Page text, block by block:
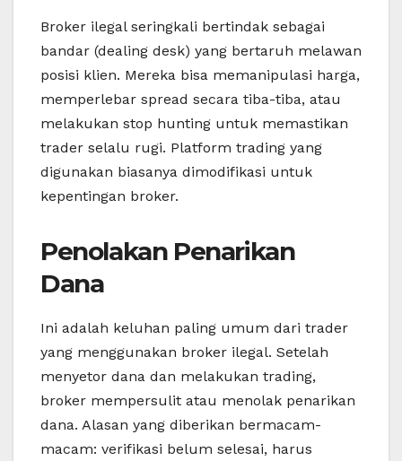
Broker ilegal seringkali bertindak sebagai
bandar (dealing desk) yang bertaruh melawan
posisi klien. Mereka bisa memanipulasi harga,
memperlebar spread secara tiba-tiba, atau
melakukan stop hunting untuk memastikan
trader selalu rugi. Platform trading yang
digunakan biasanya dimodifikasi untuk
kepentingan broker.
Penolakan Penarikan
Dana
Ini adalah keluhan paling umum dari trader
yang menggunakan broker ilegal. Setelah
menyetor dana dan melakukan trading,
broker mempersulit atau menolak penarikan
dana. Alasan yang diberikan bermacam-
macam: verifikasi belum selesai, harus